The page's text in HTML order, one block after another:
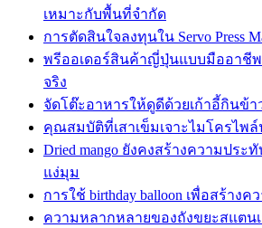
เหมาะกับพื้นที่จำกัด
การตัดสินใจลงทุนใน Servo Press
พรีออเดอร์สินค้าญี่ปุ่นแบบมืออาชีพ
จริง
จัดโต๊ะอาหารให้ดูดีด้วยเก้าอี้กินข้
คุณสมบัติที่เสาเข็มเจาะไมโครไพล์
Dried mango ยังคงสร้างความประ
แง่มุม
การใช้ birthday balloon เพื่อสร้างค
ความหลากหลายของถังขยะสแตน